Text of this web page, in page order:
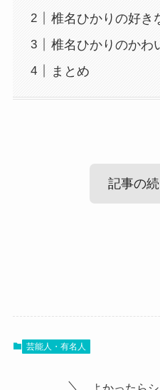
椎名ひかりの好き
椎名ひかりのかわ
まとめ
記事の
とても個性的で自分の世
しょう！
芸能人・有名人